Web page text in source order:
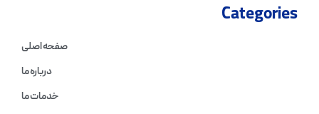
Categories
صفحه اصلی
درباره ما
خدمات ما